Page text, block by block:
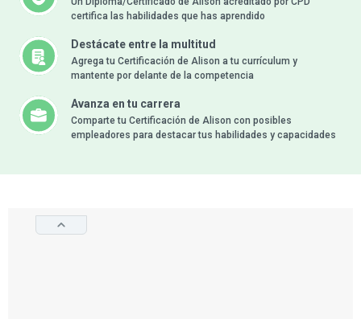
certifica las habilidades que has aprendido
Destácate entre la multitud
Agrega tu Certificación de Alison a tu currículum y
mantente por delante de la competencia
Avanza en tu carrera
Comparte tu Certificación de Alison con posibles
empleadores para destacar tus habilidades y capacidades